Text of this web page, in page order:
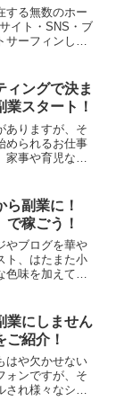
する無数のホー
イト・SNS・ブ
サーフィンしな
その名も「サイ
ィングで決ま
業スタート！
ありますが、そ
められるお仕事
事や育児など
やしたいと思っ
う...
ら副業に！
で稼ごう！
やブログを華や
ト、はたまた小
色味を加えてく
す。この「さし
今...
業にしません
紹介！
はや欠かせない
ォンですが、そ
され様々なシー